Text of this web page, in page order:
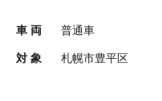
車 両 普通車
対 象 札幌市豊平区